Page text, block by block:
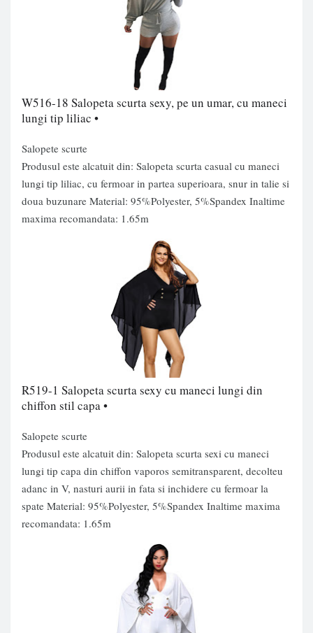
W516-18 Salopeta scurta sexy, pe un umar, cu maneci
lungi tip liliac •
Salopete scurte
Produsul este alcatuit din: Salopeta scurta casual cu maneci
lungi tip liliac, cu fermoar in partea superioara, snur in talie si
doua buzunare Material: 95%Polyester, 5%Spandex Inaltime
maxima recomandata: 1.65m
R519-1 Salopeta scurta sexy cu maneci lungi din
chiffon stil capa •
Salopete scurte
Produsul este alcatuit din: Salopeta scurta sexi cu maneci
lungi tip capa din chiffon vaporos semitransparent, decolteu
adanc in V, nasturi aurii in fata si inchidere cu fermoar la
spate Material: 95%Polyester, 5%Spandex Inaltime maxima
recomandata: 1.65m